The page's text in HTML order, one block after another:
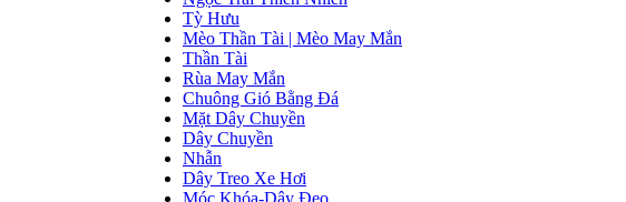
Tỳ Hưu
Mèo Thần Tài | Mèo May Mắn
Thần Tài
Rùa May Mắn
Chuông Gió Bằng Đá
Mặt Dây Chuyền
Dây Chuyền
Nhẫn
Dây Treo Xe Hơi
Móc Khóa-Dây Đeo